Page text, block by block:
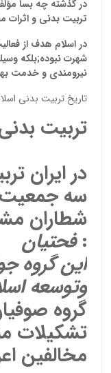
در گذشته چه بسا
تربیت بدنی و اثرات
در اسلام هدف از
شهرت نبوده;بلكه
نیرومندی و خدمت
تاریخ تربیت بدنی
تربیت
در ایران
سه جمعیت
شطاران
:فحتیان
این گروه
وتوسعه
گروه
تشکیلات
مخالفین